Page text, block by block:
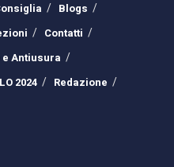
Blogs
Contatti
e Antiusura
2024
Redazione